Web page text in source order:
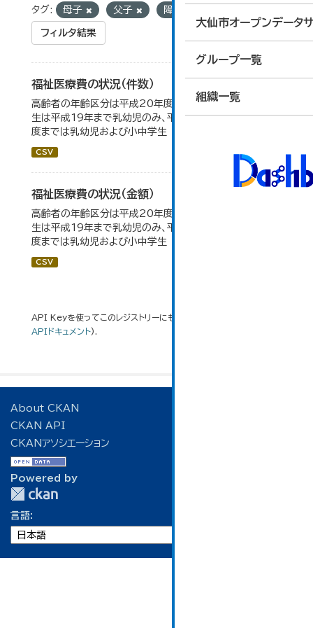
大仙市オープンデータ
グループ一覧
組織一覧
タグ: 母子 父子 障がい者
フィルタ結果
福祉医療費の状況（件数）
高齢者の年齢区分は平成20年度から変更 乳幼児・小中高
生は平成19年まで乳幼児のみ、平成20年度から令和元年
度までは乳幼児および小中学生
CSV
福祉医療費の状況（金額）
高齢者の年齢区分は平成20年度から変更 乳幼児・小中高
生は平成19年まで乳幼児のみ、平成20年度から令和元年
度までは乳幼児および小中学生
CSV
API Keyを使ってこのレジストリーにもアクセス可能です
APIドキュメント).
About CKAN
CKAN API
CKANアソシエーション
Powered by
言語